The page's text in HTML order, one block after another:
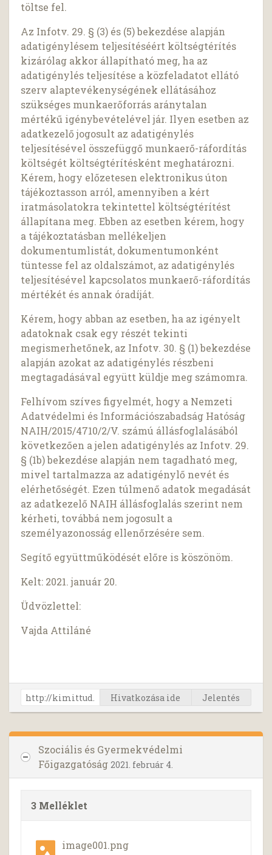
töltse fel.
Az Infotv. 29. § (3) és (5) bekezdése alapján
adatigénylésem teljesítéséért költségtérítés
kizárólag akkor állapítható meg, ha az
adatigénylés teljesítése a közfeladatot ellátó
szerv alaptevékenységének ellátásához
szükséges munkaerőforrás aránytalan
mértékű igénybevételével jár. Ilyen esetben az
adatkezelő jogosult az adatigénylés
teljesítésével összefüggő munkaerő-ráfordítás
költségét költségtérítésként meghatározni.
Kérem, hogy előzetesen elektronikus úton
tájékoztasson arról, amennyiben a kért
iratmásolatokra tekintettel költségtérítést
állapítana meg. Ebben az esetben kérem, hogy
a tájékoztatásban mellékeljen
dokumentumlistát, dokumentumonként
tüntesse fel az oldalszámot, az adatigénylés
teljesítésével kapcsolatos munkaerő-ráfordítás
mértékét és annak óradíját.
Kérem, hogy abban az esetben, ha az igényelt
adatoknak csak egy részét tekinti
megismerhetőnek, az Infotv. 30. § (1) bekezdése
alapján azokat az adatigénylés részbeni
megtagadásával együtt küldje meg számomra.
Felhívom szíves figyelmét, hogy a Nemzeti
Adatvédelmi és Információszabadság Hatóság
NAIH/2015/4710/2/V. számú állásfoglalásából
következően a jelen adatigénylés az Infotv. 29.
§ (1b) bekezdése alapján nem tagadható meg,
mivel tartalmazza az adatigénylő nevét és
elérhetőségét. Ezen túlmenő adatok megadását
az adatkezelő NAIH állásfoglalás szerint nem
kérheti, továbbá nem jogosult a
személyazonosság ellenőrzésére sem.
Segítő együttműködését előre is köszönöm.
Kelt: 2021. január 20.
Üdvözlettel:
Vajda Attiláné
Hivatkozása ide Jelentés
Szociális és Gyermekvédelmi
Főigazgatóság 2021. február 4.
3 Melléklet
image001.png